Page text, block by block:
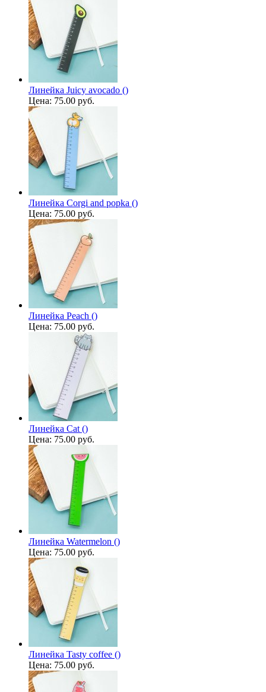
Линейка Juicy avocado ()
Цена: 75.00 руб.
Линейка Corgi and popka ()
Цена: 75.00 руб.
Линейка Peach ()
Цена: 75.00 руб.
Линейка Cat ()
Цена: 75.00 руб.
Линейка Watermelon ()
Цена: 75.00 руб.
Линейка Tasty coffee ()
Цена: 75.00 руб.